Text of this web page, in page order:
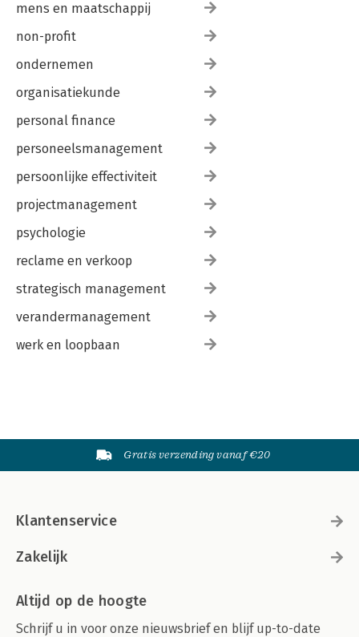
mens en maatschappij
non-profit
ondernemen
organisatiekunde
personal finance
personeelsmanagement
persoonlijke effectiviteit
projectmanagement
psychologie
reclame en verkoop
strategisch management
verandermanagement
werk en loopbaan
Gratis verzending vanaf €20
Klantenservice
Zakelijk
Altijd op de hoogte
Schrijf u in voor onze nieuwsbrief en blijf up-to-date